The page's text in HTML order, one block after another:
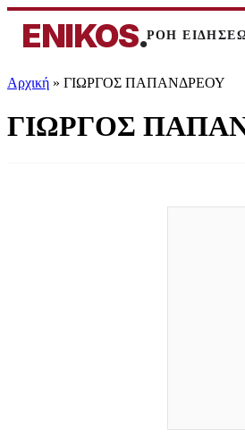
ENIKOS.ΡΟΗ
Αρχική » ΓΙΩΡΓΟΣ ΠΑΠΑΝΔΡΕΟΥ
ΓΙΩΡΓΟΣ